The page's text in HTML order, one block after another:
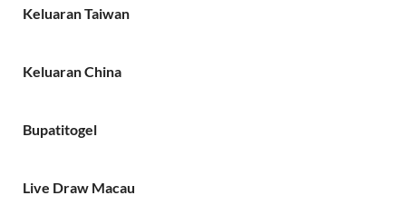
Keluaran Taiwan
Keluaran China
Bupatitogel
Live Draw Macau